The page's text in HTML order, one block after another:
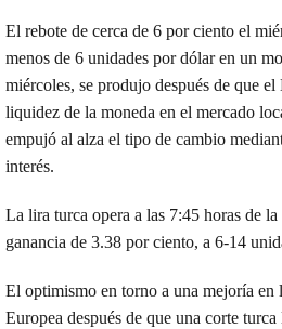
El rebote de cerca de 6 por ciento el
menos de 6 unidades por dólar en un
miércoles, se produjo después de que
liquidez de la moneda en el mercado
empujó al alza el tipo de cambio
interés.
La lira turca opera a las 7:45 horas de
ganancia de 3.38 por ciento, a 6-14
El optimismo en torno a una mejoría en
Europea después de que una corte